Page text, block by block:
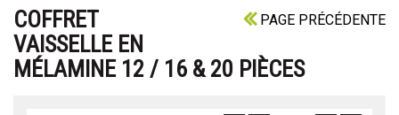
PAGE PRÉCÉDENTE
COFFRET
VAISSELLE EN
MÉLAMINE 12 / 16 & 20 PIÈCES